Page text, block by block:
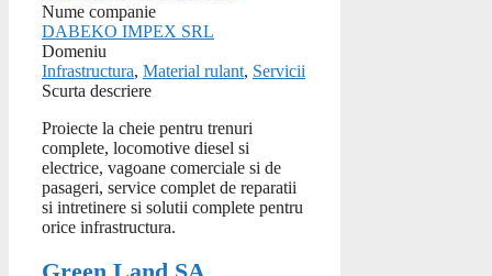
Nume companie
DABEKO IMPEX SRL
Domeniu
Infrastructura, Material rulant, Servicii
Scurta descriere
Proiecte la cheie pentru trenuri
complete, locomotive diesel si
electrice, vagoane comerciale si de
pasageri, service complet de reparatii
si intretinere si solutii complete pentru
orice infrastructura.